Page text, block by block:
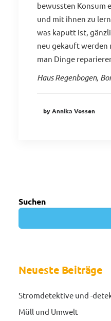
bewussten Konsum
und mit ihnen zu
was kaputt ist,
neu gekauft werden
man Dinge
Haus Regenbogen,
by Annika Vossen
Suchen
Neueste Beiträge
Stromdetektive und -
Müll und Umwelt